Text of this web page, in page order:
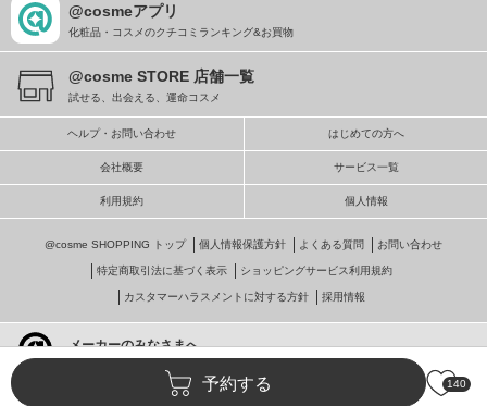
予約する 140
@cosmeアプリ
化粧品・コスメのクチコミランキング&お買物
@cosme STORE 店舗一覧
試せる、出会える、運命コスメ
ヘルプ・お問い合わせ はじめての方へ
会社概要 サービス一覧
利用規約 個人情報
@cosme SHOPPING トップ 個人情報保護方針 よくある質問 お問い合わせ
特定商取引法に基づく表示 ショッピングサービス利用規約
カスタマーハラスメントに対する方針 採用情報
メーカーのみなさまへ